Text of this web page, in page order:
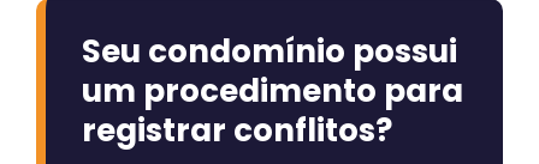
Seu condomínio possui
um procedimento para
registrar conflitos?